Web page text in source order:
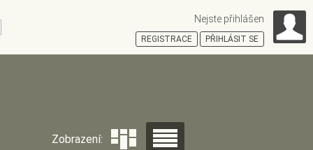
Zobrazení:
Nejste přihlášen
REGISTRACE PŘIHLÁSIT SE